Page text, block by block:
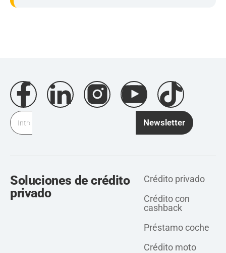
Newsletter
Soluciones de crédito
privado
Crédito privado
Crédito con
cashback
Préstamo coche
Crédito moto